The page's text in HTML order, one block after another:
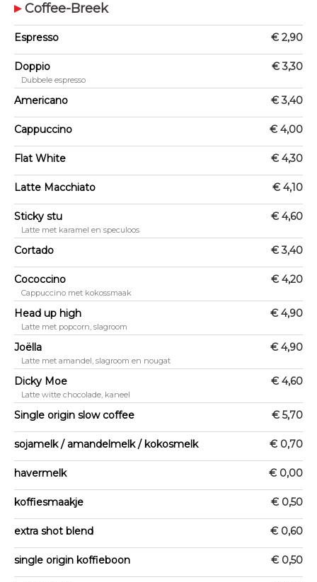
Coffee-Breek
Espresso € 2,90
Doppio
Dubbele espresso
€ 3,30
Americano € 3,40
Cappuccino € 4,00
Flat White € 4,30
Latte Macchiato € 4,10
Sticky stu
Latte met karamel en speculoos
€ 4,60
Cortado € 3,40
Cococcino
Cappuccino met kokossmaak
€ 4,20
Head up high
Latte met popcorn, slagroom
€ 4,90
Joëlla
Latte met amandel, slagroom en nougat
€ 4,90
Dicky Moe
Latte witte chocolade, kaneel
€ 4,60
Single origin slow coffee € 5,70
sojamelk / amandelmelk / kokosmelk € 0,70
havermelk € 0,00
koffiesmaakje € 0,50
extra shot blend € 0,60
single origin koffieboon € 0,50